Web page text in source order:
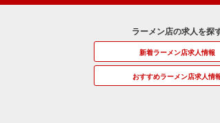
ラーメン店の求人を探
新着ラーメン店求人情報
おすすめラーメン店求人情